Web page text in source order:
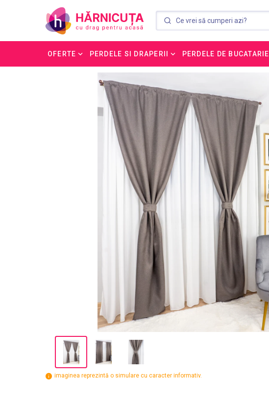
OFERTE PERDELE SI DRAPERII PERDELE DE BUCATARIE
imaginea reprezintă o simulare cu caracter informativ.